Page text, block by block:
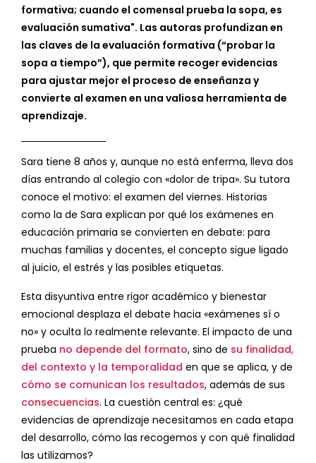
formativa; cuando el comensal prueba la sopa, es
evaluación sumativa". Las autoras profundizan en
las claves de la evaluación formativa (“probar la
sopa a tiempo”), que permite recoger evidencias
para ajustar mejor el proceso de enseñanza y
convierte al examen en una valiosa herramienta de
aprendizaje.
Sara tiene 8 años y, aunque no está enferma, lleva dos
días entrando al colegio con «dolor de tripa». Su tutora
conoce el motivo: el examen del viernes. Historias
como la de Sara explican por qué los exámenes en
educación primaria se convierten en debate: para
muchas familias y docentes, el concepto sigue ligado
al juicio, el estrés y las posibles etiquetas.
Esta disyuntiva entre rigor académico y bienestar
emocional desplaza el debate hacia «exámenes sí o
no» y oculta lo realmente relevante. El impacto de una
prueba no depende del formato, sino de su finalidad,
del contexto y la temporalidad en que se aplica, y de
cómo se comunican los resultados, además de sus
consecuencias. La cuestión central es: ¿qué
evidencias de aprendizaje necesitamos en cada etapa
del desarrollo, cómo las recogemos y con qué finalidad
las utilizamos?